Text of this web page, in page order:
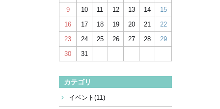
9
10 11 12 13 14
15
16
17 18 19 20 21
22
23
24 25 26 27 28
29
30
31
カテゴリ
イベント(11)